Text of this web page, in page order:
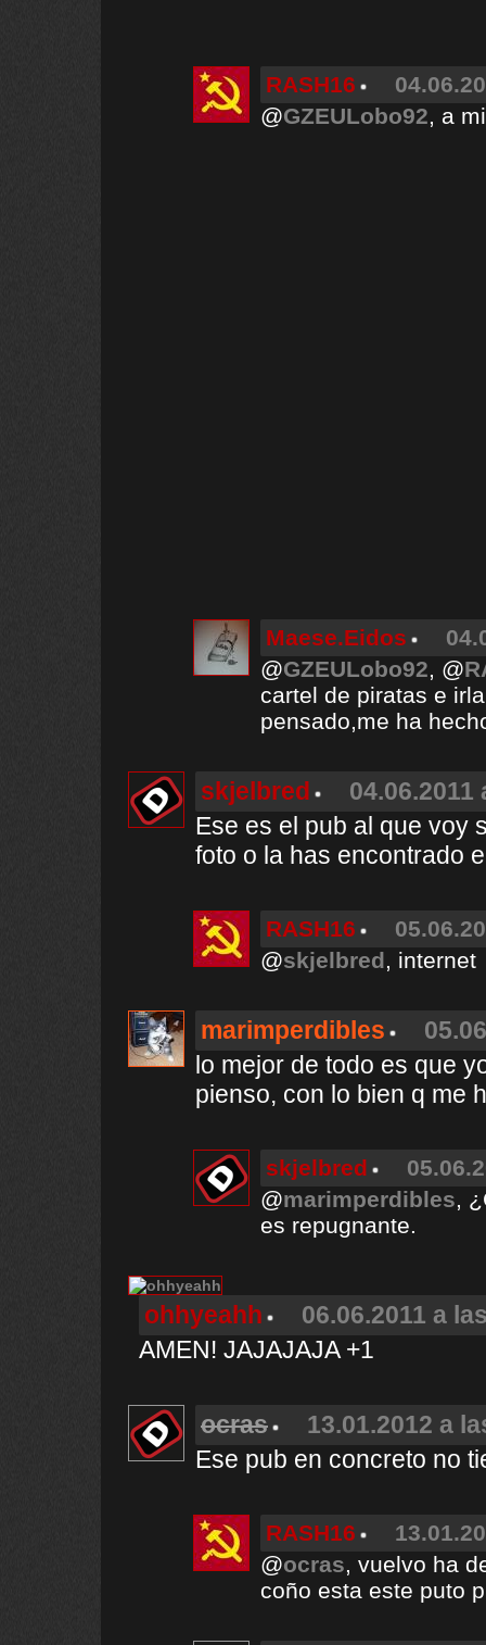
RASH16
@GZEULobo92, a
Maese.Eidos
@GZEULobo92, @
cartel de piratas e
pensado,me ha
skjelbred
04.06.2011
Ese es el pub al que voy
foto o la has encontrado
RASH16
@skjelbred, internet
marimperdibles
lo mejor de todo es que
pienso, con lo bien q me
skjelbred
@marimperdibles,
es repugnante.
ohhyeahh
06.06.2011 a
AMEN! JAJAJAJA +1
ocras
13.01.2012 a
Ese pub en concreto no
RASH16
@ocras, vuelvo ha
coño esta este puto